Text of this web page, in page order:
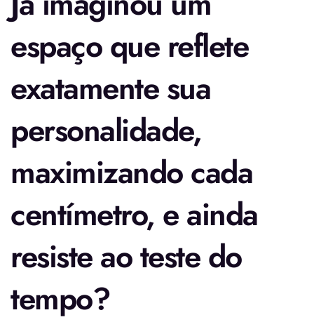
espaço que reflete
exatamente sua
personalidade,
maximizando cada
centímetro, e ainda
resiste ao teste do
tempo?